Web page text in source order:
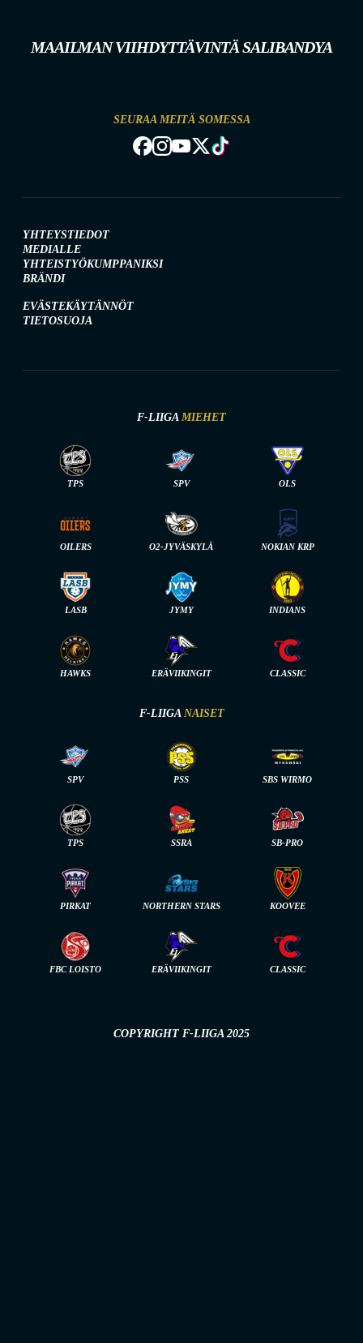
MAAILMAN VIIHDYTTÄVINTÄ SALIBANDYA
SEURAA MEITÄ SOMESSA
YHTEYSTIEDOT
MEDIALLE
YHTEISTYÖKUMPPANIKSI
BRÄNDI
EVÄSTEKÄYTÄNNÖT
TIETOSUOJA
F-LIIGA MIEHET
TPS SPV OLS
OILERS O2-JYVÄSKYLÄ NOKIAN KRP
LASB JYMY INDIANS
HAWKS ERÄVIIKINGIT CLASSIC
F-LIIGA NAISET
SPV PSS SBS WIRMO
TPS SSRA SB-PRO
PIRKAT NORTHERN STARS KOOVEE
FBC LOISTO ERÄVIIKINGIT CLASSIC
COPYRIGHT F-LIIGA 2025